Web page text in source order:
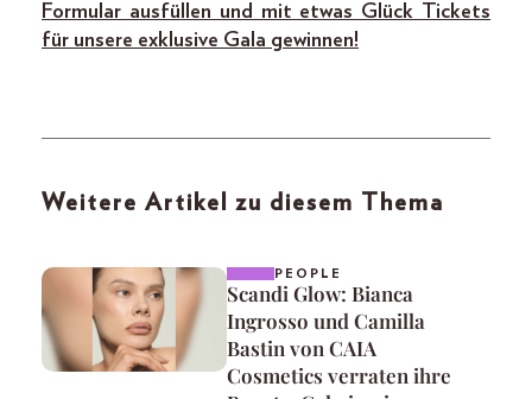
Formular ausfüllen und mit etwas Glück Tickets
für unsere exklusive Gala gewinnen!
Weitere Artikel zu diesem Thema
PEOPLE
Scandi Glow: Bianca
Ingrosso und Camilla
Bastin von CAIA
Cosmetics verraten ihre